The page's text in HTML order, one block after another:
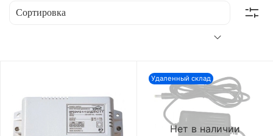
Нет в наличии
Удаленный склад